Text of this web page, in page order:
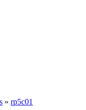
» rp5c01